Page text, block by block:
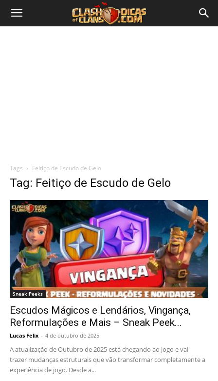
Tags Feitiço de Escudo de Gelo
Tag: Feitiço de Escudo de Gelo
Sneak Peeks
Escudos Mágicos e Lendários, Vingança,
Reformulações e Mais – Sneak Peek...
Lucas Felix - 4 de outubro de 2025
A atualização de Outubro de 2025 está chegando ao jogo e vai
trazer mudanças estruturais que vão transformar completamente a
experiência de jogo. Desde a...